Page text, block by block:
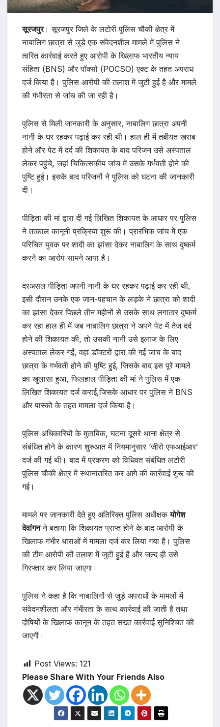
सूरजपुर। सूरजपुर जिले के लटोरी पुलिस चौकी क्षेत्र में
नाबालिग छात्रा से जुड़े एक संवेदनशील मामले में पुलिस ने
त्वरित कार्रवाई करते हुए आरोपी के खिलाफ भारतीय न्याय
संहिता (BNS) और पॉक्सो (POCSO) एक्ट के तहत अपराध
दर्ज किया है। पुलिस आरोपी की तलाश में जुटी हुई है और मामले
की गंभीरता से जांच की जा रही है।
पुलिस से मिली जानकारी के अनुसार, नाबालिग छात्रा अपनी
नानी के घर रहकर पढ़ाई कर रही थी। हाल ही में तबीयत खराब
होने और पेट में दर्द की शिकायत के बाद परिजन उसे अस्पताल
लेकर पहुंचे, जहां चिकित्सकीय जांच में उसके गर्भवती होने की
पुष्टि हुई। इसके बाद परिजनों ने पुलिस को घटना की जानकारी
दी।
पीड़िता की मां द्वारा दी गई लिखित शिकायत के आधार पर पुलिस
ने तत्काल कानूनी प्रक्रिया शुरू की। प्रारंभिक जांच में एक
परिचित युवक पर शादी का झांसा देकर नाबालिग के साथ दुष्कर्म
करने का आरोप सामने आया है।
दरअसल पीड़िता अपनी नानी के घर रहकर पढ़ाई कर रही थी,
इसी दौरान उनके एक जान-पहचान के लड़के ने छात्रा को शादी
का झांसा देकर पिछले तीन महीनों से उसके साथ लगातार दुष्कर्म
कर रहा हाल ही में जब नाबालिग छात्रा ने अपने पेट में तेज दर्द
होने की शिकायत की, तो उसकी नानी उसे इलाज के लिए
अस्पताल लेकर गईं, वहां डॉक्टरों द्वारा की गई जांच के बाद
छात्रा के गर्भवती होने की पुष्टि हुई, जिसके बाद इस पूरे मामले
का खुलासा हुआ, फिलहाल पीड़िता की मां ने पुलिस में एक
लिखित शिकायत दर्ज कराई,जिसके आधार पर पुलिस ने BNS
और पास्को के तहत मामला दर्ज किया है।
पुलिस अधिकारियों के मुताबिक, घटना दूसरे थाना क्षेत्र से
संबंधित होने के कारण शुरुआत में नियमानुसार ‘जीरो एफआईआर’
दर्ज की गई थी। बाद में प्रकरण को विधिवत संबंधित लटोरी
पुलिस चौकी क्षेत्र में स्थानांतरित कर आगे की कार्रवाई शुरू की
गई।
मामले पर जानकारी देते हुए अतिरिक्त पुलिस अधीक्षकयोगेश
देवांगनने बताया कि शिकायत प्राप्त होने के बाद आरोपी के
खिलाफ गंभीर धाराओं में मामला दर्ज कर लिया गया है। पुलिस
की टीम आरोपी की तलाश में जुटी हुई है और जल्द ही उसे
गिरफ्तार कर लिया जाएगा।
पुलिस ने कहा है कि नाबालिगों से जुड़े अपराधों के मामलों में
संवेदनशीलता और गंभीरता के साथ कार्रवाई की जाती है तथा
दोषियों के खिलाफ कानून के तहत सख्त कार्रवाई सुनिश्चित की
जाएगी।
Post Views: 121
Please Share With Your Friends Also